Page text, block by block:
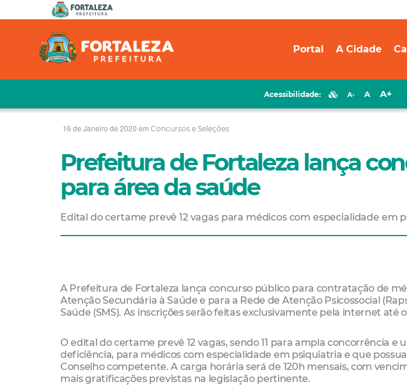
Portal A Cidade
Acessibilidade: A- A A+
16 de Janeiro de 2020 em Concursos e Seleções
Prefeitura de Fortaleza lança
para área da saúde
Edital do certame prevê 12 vagas para médicos com especialidade em
A Prefeitura de Fortaleza lança concurso público para contratação de
Atenção Secundária à Saúde e para a Rede de Atenção Psicossocial
Saúde (SMS). As inscrições serão feitas exclusivamente pela internet até
O edital do certame prevê 12 vagas, sendo 11 para ampla concorrência e
deficiência, para médicos com especialidade em psiquiatria e que
Conselho competente. A carga horária será de 120h mensais, com
mais gratificações previstas na legislação pertinente.